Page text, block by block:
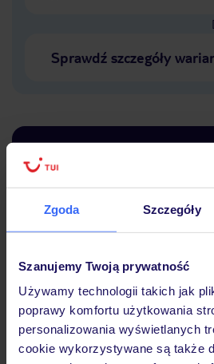
Zgoda Szczegóły
Szanujemy Twoją prywatność
Używamy technologii takich jak
poprawy komfortu użytkowania
personalizowania wyświetlanych
cookie wykorzystywane są także
Sprawdź szczegóły
Lider niskich cen
Hotel